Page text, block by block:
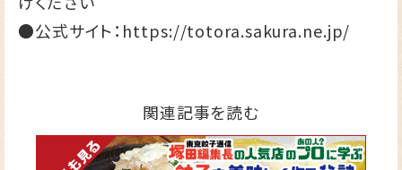
●公式サイト： https://totora.sakura.ne.jp/
関連記事を読む